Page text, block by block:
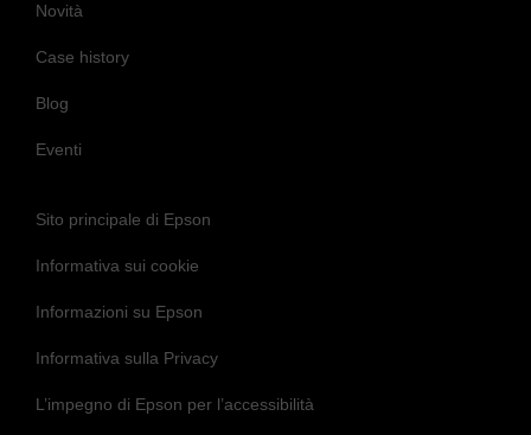
Novità
Case history
Blog
Eventi
Sito principale di Epson
Informativa sui cookie
Informazioni su Epson
Informativa sulla Privacy
L’impegno di Epson per l’accessibilità